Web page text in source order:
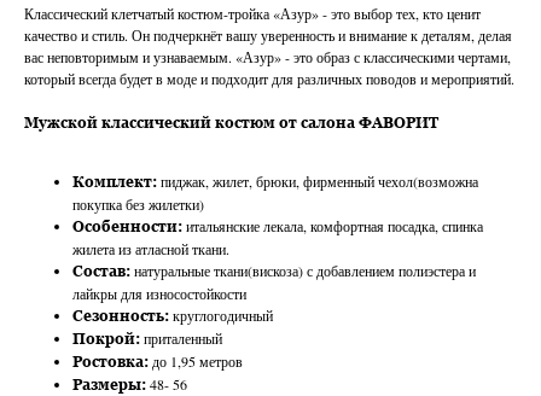
Классический клетчатый костюм-тройка «Азур» - это выбор тех, кто ценит
качество и стиль. Он подчеркнёт вашу уверенность и внимание к деталям, делая
вас неповторимым и узнаваемым. «Азур» - это образ с классическими чертами,
который всегда будет в моде и подходит для различных поводов и мероприятий.
Мужской классический костюм от салона ФАВОРИТ
Комплект: пиджак, жилет, брюки, фирменный чехол(возможна
покупка без жилетки)
Особенности: итальянские лекала, комфортная посадка, спинка
жилета из атласной ткани.
Состав: натуральные ткани(вискоза) с добавлением полиэстера и
лайкры для износостойкости
Сезонность: круглогодичный
Покрой: приталенный
Ростовка: до 1,95 метров
Размеры: 48- 56